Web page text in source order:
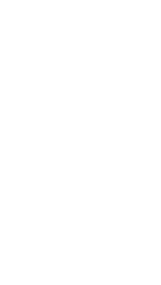
Ayoze se desquitó
Vio Zubimendi a Olmo
recibió su pase raso y
Ayoze; el atacante del
hasta terminar
Schmeichel haciendo
El 0-3 no anduvo lejos
largo, aunque el
pisar en solitario el
sustituciones, sobre